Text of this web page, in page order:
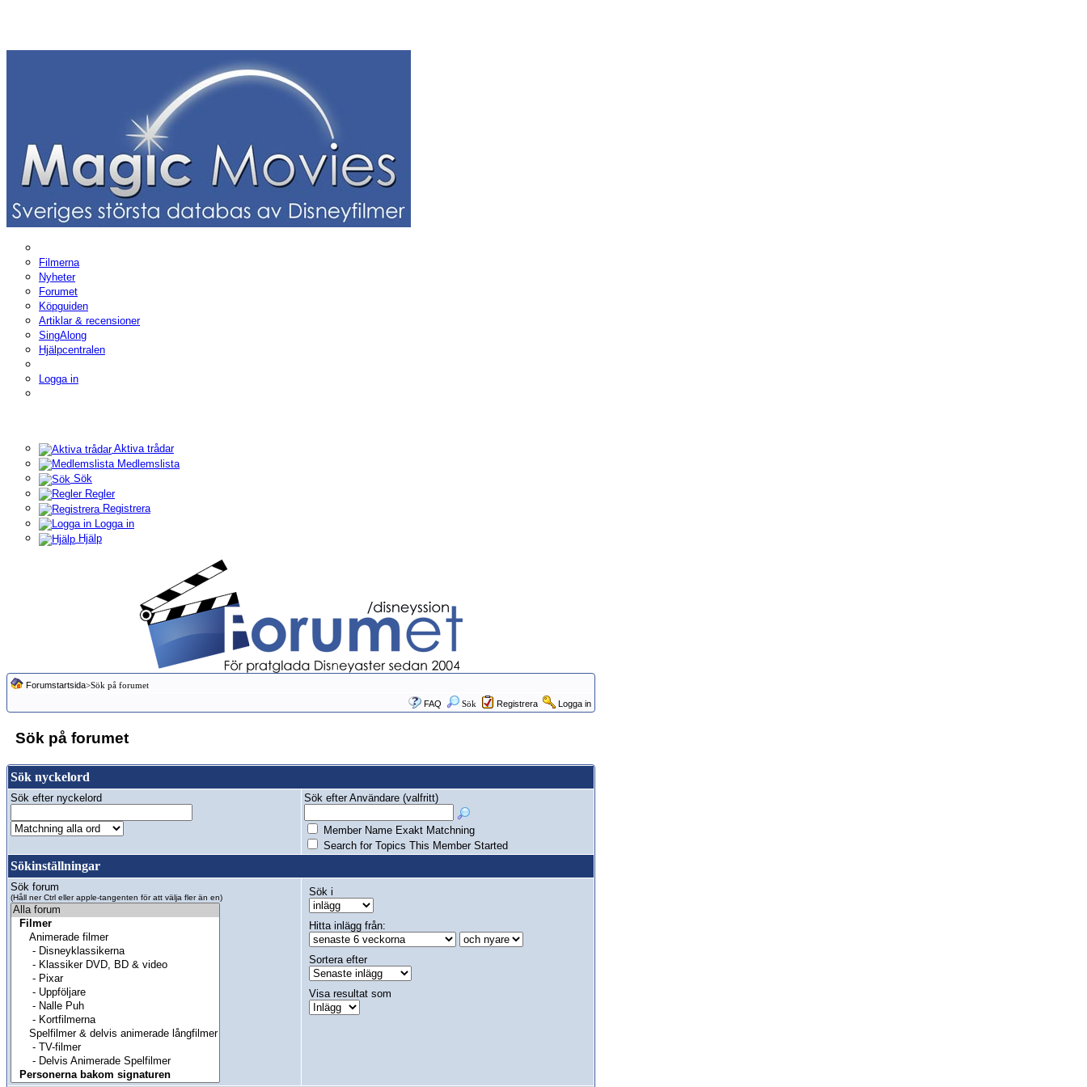
Filmerna
Nyheter
Forumet
Köpguiden
Artiklar & recensioner
SingAlong
Hjälpcentralen
Logga in
Aktiva trådar
Medlemslista
Sök
Regler
Registrera
Logga in
Hjälp
Forumstartsida>Sök på forumet
FAQ
Sök Registrera Logga in
Sök på forumet
Sök nyckelord
Sök efter nyckelord Sök efter Användare (valfritt)
Member Name Exakt Matchning
Search for Topics This Member Started
Sökinställningar
Sök forum
(Håll ner Ctrl eller apple-tangenten för att välja fler än en) Sök i
Hitta inlägg från:
Sortera efter
Visa resultat som